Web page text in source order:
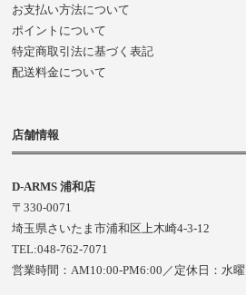
お支払い方法について
ポイントについて
特定商取引法に基づく表記
配送料金について
店舗情報
D-ARMS 浦和店
〒330-0071
埼玉県さいたま市浦和区上木崎4-3-12
TEL:048-762-7071
営業時間：AM10:00-PM6:00／定休日：水曜